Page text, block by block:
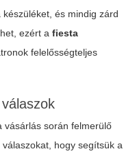
és mindig zárd
ezért a fiesta
felelősségteljes
vásárlás során felmerülő
hogy segítsük a